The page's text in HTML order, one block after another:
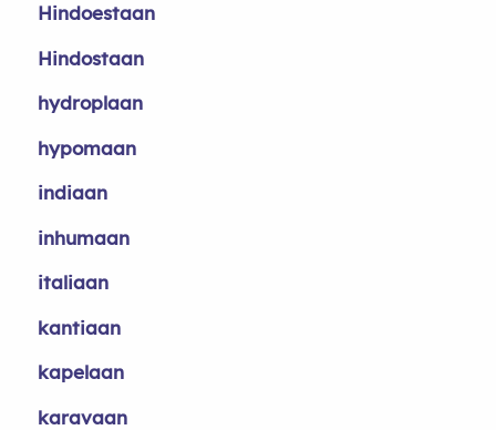
Hindoestaan
Hindostaan
hydroplaan
hypomaan
indiaan
inhumaan
italiaan
kantiaan
kapelaan
karavaan